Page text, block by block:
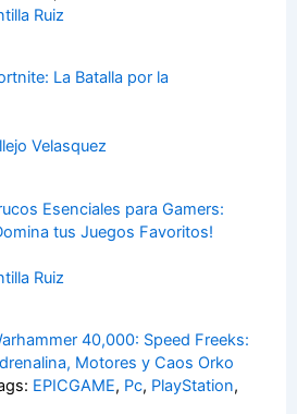
Ruiz
La Batalla por la
Velasquez
Esenciales para Gamers:
tus Juegos Favoritos!
Ruiz
40,000: Speed Freeks:
Motores y Caos Orko
EPICGAME, Pc, PlayStation,